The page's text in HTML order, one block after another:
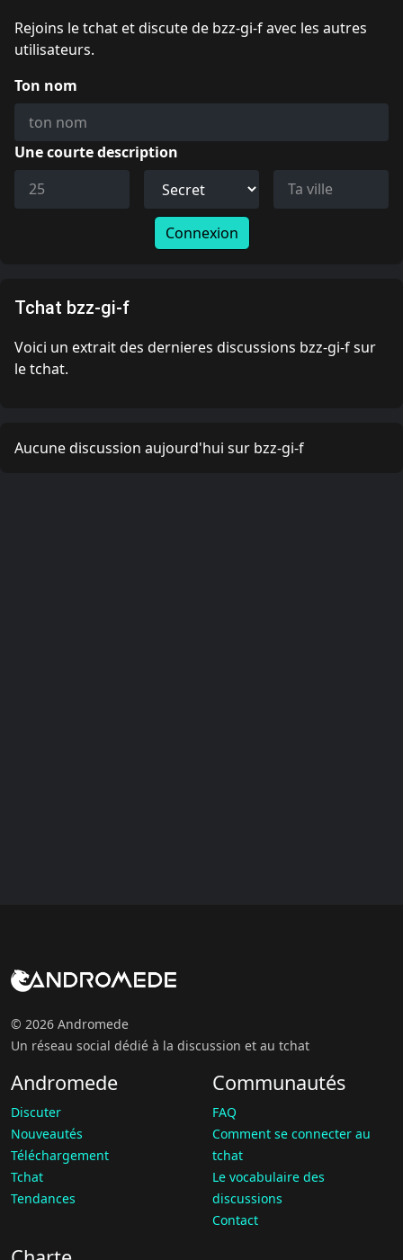
Rejoins le tchat et discute de bzz-gi-f avec les autres
utilisateurs.
Ton nom
Une courte description
Connexion
Tchat bzz-gi-f
Voici un extrait des dernieres discussions bzz-gi-f sur
le tchat.
Aucune discussion aujourd'hui sur bzz-gi-f
© 2026 Andromede
Un réseau social dédié à la discussion et au tchat
Andromede
Discuter
Nouveautés
Téléchargement
Tchat
Tendances
Communautés
FAQ
Comment se connecter au
tchat
Le vocabulaire des
discussions
Contact